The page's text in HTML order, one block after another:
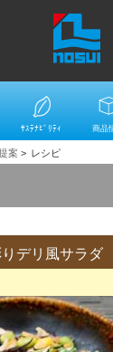
ｻｽﾃﾅﾋﾞﾘﾃｨ 商品
案 > レシピ
デリ風サラダ